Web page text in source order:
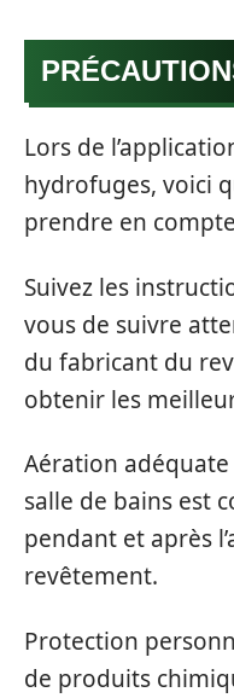
Lors de
hydrofuges, voici
prendre en
Suivez les
vous de suivre
du fabricant du
obtenir les
Aération adéquate
salle de bains est
pendant et après
revêtement.
Protection
de produits